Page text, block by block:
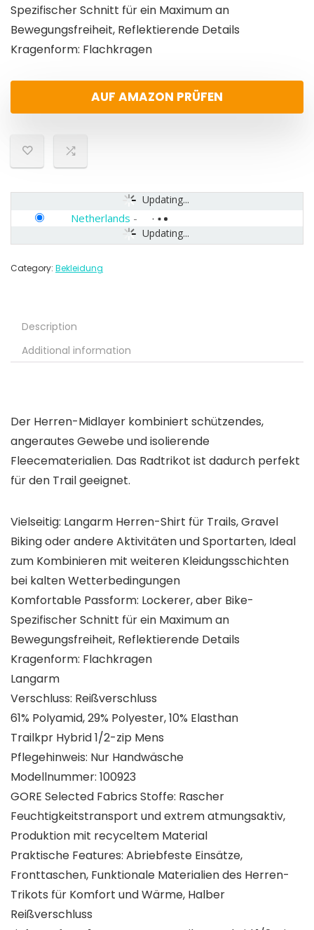
Spezifischer Schnitt für ein Maximum an
Bewegungsfreiheit, Reflektierende Details
Kragenform: Flachkragen
AUF AMAZON PRÜFEN
Updating...
Updating...
Netherlands -
Category: Bekleidung
Description
Additional information
Der Herren-Midlayer kombiniert schützendes,
angerautes Gewebe und isolierende
Fleecematerialien. Das Radtrikot ist dadurch perfekt
für den Trail geeignet.
Vielseitig: Langarm Herren-Shirt für Trails, Gravel
Biking oder andere Aktivitäten und Sportarten, Ideal
zum Kombinieren mit weiteren Kleidungsschichten
bei kalten Wetterbedingungen
Komfortable Passform: Lockerer, aber Bike-
Spezifischer Schnitt für ein Maximum an
Bewegungsfreiheit, Reflektierende Details
Kragenform: Flachkragen
Langarm
Verschluss: Reißverschluss
61% Polyamid, 29% Polyester, 10% Elasthan
Trailkpr Hybrid 1/2-zip Mens
Pflegehinweis: Nur Handwäsche
Modellnummer: 100923
GORE Selected Fabrics Stoffe: Rascher
Feuchtigkeitstransport und extrem atmungsaktiv,
Produktion mit recyceltem Material
Praktische Features: Abriebfeste Einsätze,
Fronttaschen, Funktionale Materialien des Herren-
Trikots für Komfort und Wärme, Halber
Reißverschluss